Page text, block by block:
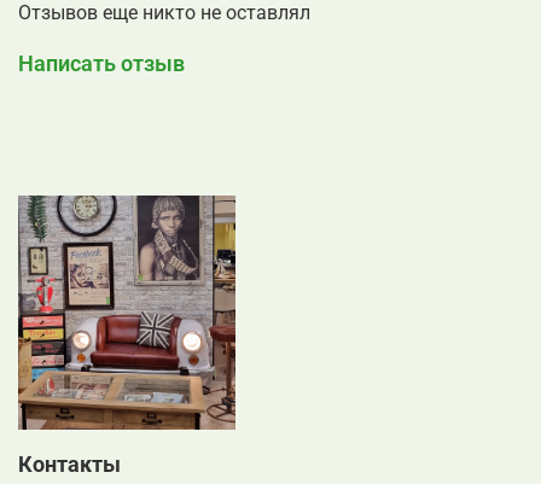
Отзывов еще никто не оставлял
Написать отзыв
Контакты